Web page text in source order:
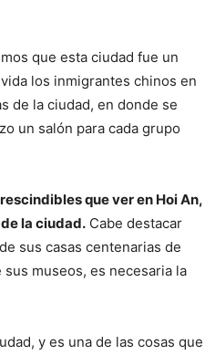
que esta ciudad fue un
los inmigrantes chinos en
de la ciudad, en donde se
un salón para cada grupo
que ver en Hoi An,
la ciudad. Cabe destacar
sus casas centenarias de
museos, es necesaria la
y es una de las cosas que